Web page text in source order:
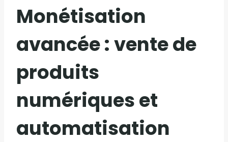
Monétisation
avancée : vente de
produits
numériques et
automatisation